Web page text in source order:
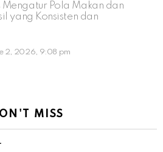
Pola Makan dan
yang Konsisten dan
2, 2026, 9:08 pm
MISS